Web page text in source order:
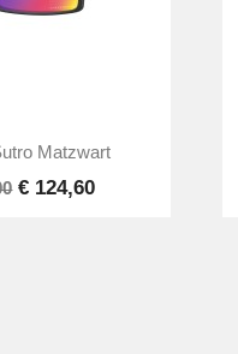
bekijken
Matzwart
€ 124,60